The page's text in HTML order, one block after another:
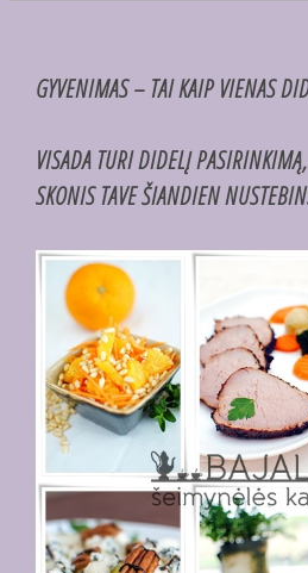
GYVENIMAS – TAI KAIP VIENAS
VISADA TURI DIDELĮ
SKONIS TAVE ŠIANDIEN